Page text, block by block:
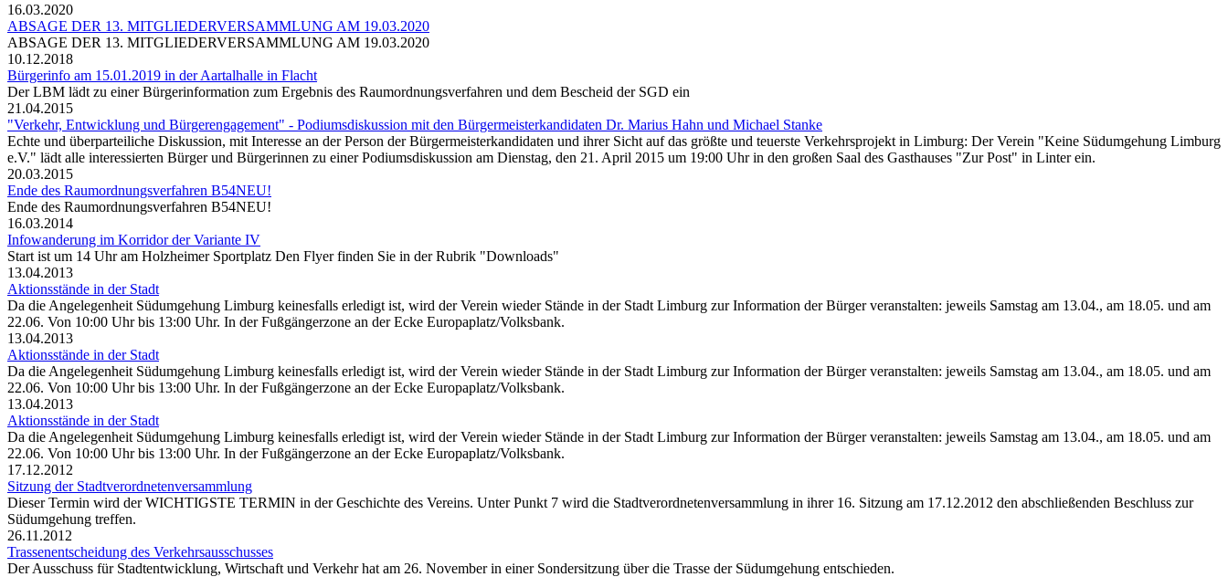
16.03.2020
ABSAGE DER 13. MITGLIEDERVERSAMMLUNG AM 19.03.2020
ABSAGE DER 13. MITGLIEDERVERSAMMLUNG AM 19.03.2020
10.12.2018
Bürgerinfo am 15.01.2019 in der Aartalhalle in Flacht
Der LBM lädt zu einer Bürgerinformation zum Ergebnis des Raumordnungsverfahren und dem Bescheid der SGD ein
21.04.2015
"Verkehr, Entwicklung und Bürgerengagement" - Podiumsdiskussion mit den Bürgermeisterkandidaten Dr. Marius Hahn und Michael Stanke
Echte und überparteiliche Diskussion, mit Interesse an der Person der Bürgermeisterkandidaten und ihrer Sicht auf das größte und teuerste Verkehrsprojekt in Limburg: Der Verein "Keine Südumgehung Limburg
e.V." lädt alle interessierten Bürger und Bürgerinnen zu einer Podiumsdiskussion am Dienstag, den 21. April 2015 um 19:00 Uhr in den großen Saal des Gasthauses "Zur Post" in Linter ein.
20.03.2015
Ende des Raumordnungsverfahren B54NEU!
Ende des Raumordnungsverfahren B54NEU!
16.03.2014
Infowanderung im Korridor der Variante IV
Start ist um 14 Uhr am Holzheimer Sportplatz Den Flyer finden Sie in der Rubrik "Downloads"
13.04.2013
Aktionsstände in der Stadt
Da die Angelegenheit Südumgehung Limburg keinesfalls erledigt ist, wird der Verein wieder Stände in der Stadt Limburg zur Information der Bürger veranstalten: jeweils Samstag am 13.04., am 18.05. und am
22.06. Von 10:00 Uhr bis 13:00 Uhr. In der Fußgängerzone an der Ecke Europaplatz/Volksbank.
13.04.2013
Aktionsstände in der Stadt
Da die Angelegenheit Südumgehung Limburg keinesfalls erledigt ist, wird der Verein wieder Stände in der Stadt Limburg zur Information der Bürger veranstalten: jeweils Samstag am 13.04., am 18.05. und am
22.06. Von 10:00 Uhr bis 13:00 Uhr. In der Fußgängerzone an der Ecke Europaplatz/Volksbank.
13.04.2013
Aktionsstände in der Stadt
Da die Angelegenheit Südumgehung Limburg keinesfalls erledigt ist, wird der Verein wieder Stände in der Stadt Limburg zur Information der Bürger veranstalten: jeweils Samstag am 13.04., am 18.05. und am
22.06. Von 10:00 Uhr bis 13:00 Uhr. In der Fußgängerzone an der Ecke Europaplatz/Volksbank.
17.12.2012
Sitzung der Stadtverordnetenversammlung
Dieser Termin wird der WICHTIGSTE TERMIN in der Geschichte des Vereins. Unter Punkt 7 wird die Stadtverordnetenversammlung in ihrer 16. Sitzung am 17.12.2012 den abschließenden Beschluss zur
Südumgehung treffen.
26.11.2012
Trassenentscheidung des Verkehrsausschusses
Der Ausschuss für Stadtentwicklung, Wirtschaft und Verkehr hat am 26. November in einer Sondersitzung über die Trasse der Südumgehung entschieden.